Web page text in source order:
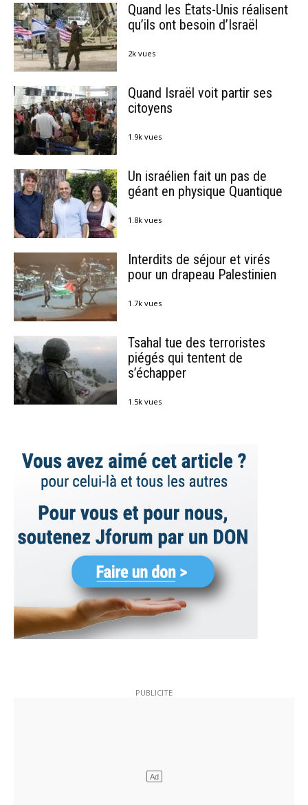
Quand les États-Unis réalisent
qu’ils ont besoin d’Israël
2k vues
Quand Israël voit partir ses
citoyens
1.9k vues
Un israélien fait un pas de
géant en physique Quantique
1.8k vues
Interdits de séjour et virés
pour un drapeau Palestinien
1.7k vues
Tsahal tue des terroristes
piégés qui tentent de
s’échapper
1.5k vues